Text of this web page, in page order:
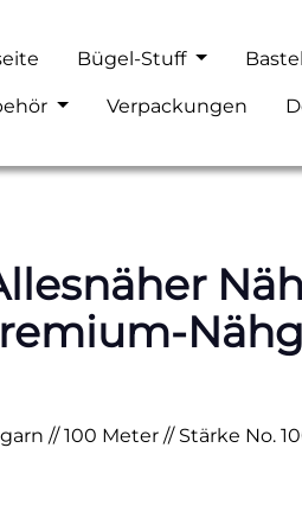
Bügel-Stuff
Verpackungen